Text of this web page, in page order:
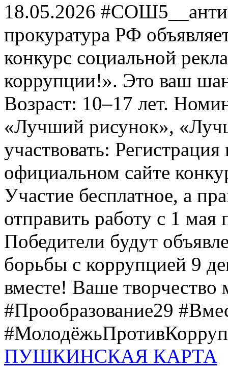
18.05.2026
прокуратура РФ
конкурс социальной
коррупции!». Это ваш
Возраст: 10–17 лет.
«Лучший рисунок»,
участвовать:
официальном сайте
Участие бесплатное, а
отправить работу с 1 мая
Победители будут
борьбы с коррупцией 9
вместе! Ваше творчество
#Прообразование29
ПУШКИНСКАЯ КАРТА